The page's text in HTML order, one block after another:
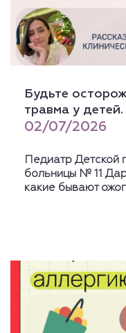
Будьте
травма у детей.
02/07/2026
Педиатр Детской
больницы № 11
какие бывают